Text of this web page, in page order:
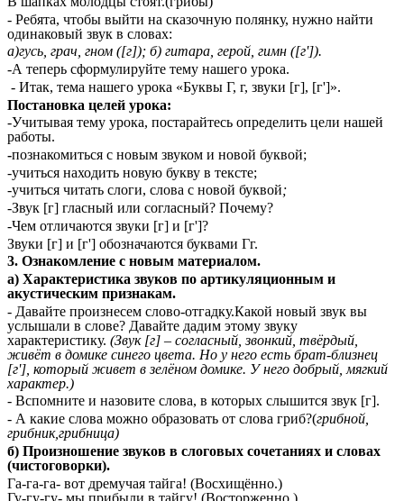
- Ребята, чтобы выйти на сказочную полянку, нужно найти
одинаковый звук в словах:
а)гусь, грач, гном ([г]); б) гитара, герой, гимн ([г']).
-А теперь сформулируйте тему нашего урока.
- Итак, тема нашего урока «Буквы Г, г, звуки [г], [г']».
Постановка целей урока:
-Учитывая тему урока, постарайтесь определить цели нашей
работы.
-познакомиться с новым звуком и новой буквой;
-учиться находить новую букву в тексте;
-учиться читать слоги, слова с новой буквой;
-Звук [г] гласный или согласный? Почему?
-Чем отличаются звуки [г] и [г']?
Звуки [г] и [г'] обозначаются буквами Гг.
3. Ознакомление с новым материалом.
а) Характеристика звуков по артикуляционным и
акустическим признакам.
- Давайте произнесем слово-отгадку.Какой новый звук вы
услышали в слове? Давайте дадим этому звуку
характеристику. (Звук [г] – согласный, звонкий, твёрдый,
живёт в домике синего цвета. Но у него есть брат-близнец
[г'], который живет в зелёном домике. У него добрый, мягкий
характер.)
- Вспомните и назовите слова, в которых слышится звук [г].
- А какие слова можно образовать от слова гриб?(грибной,
грибник,грибница)
б) Произношение звуков в слоговых сочетаниях и словах
(чистоговорки).
Га-га-га- вот дремучая тайга! (Восхищённо.)
Гу-гу-гу- мы прибыли в тайгу! (Восторженно.)